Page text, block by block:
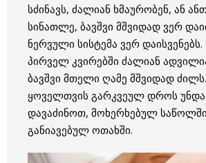
სძინავს, ძალიან ხმაურობენ, ან
სინათლე, ბავშვი მშვიდად ვერ
ნერვული სისტემა ვერ დაისვენებს.
პირველ კვირებში ძალიან
ბავშვი მთელი ღამე მშვიდად
ყოველთვის გარკვეულ დროს
დავაძინოთ, მოხერხებულ
განიავებულ ოთახში.